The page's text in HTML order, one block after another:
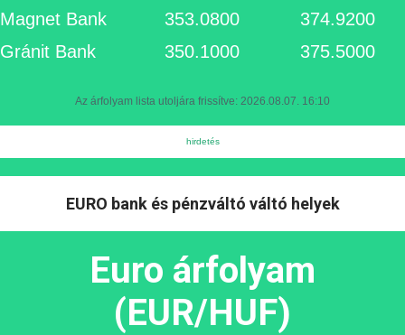
Magnet Bank
353.0800
374.9200
Gránit Bank
350.1000 375.5000
Az árfolyam lista utoljára frissítve: 2026.08.07. 16:10
EURO bank és pénzváltó váltó helyek
Euro árfolyam
(EUR/HUF)